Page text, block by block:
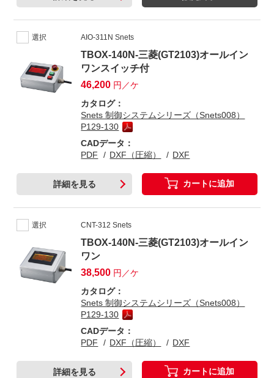
選択 AIO-311N Snets
TBOX-140N-三菱(GT2103)オールイン
ワンスイッチ付
46,200 円／ケ
カタログ：
Snets 制御システムシリーズ（Snets008）
P129-130
CADデータ：
PDF
DXF（圧縮） DXF
詳細を見る カートに追加
選択 CNT-312 Snets
TBOX-140N-三菱(GT2103)オールイン
ワン
38,500 円／ケ
カタログ：
Snets 制御システムシリーズ（Snets008）
P129-130
CADデータ：
PDF
DXF（圧縮） DXF
詳細を見る カートに追加